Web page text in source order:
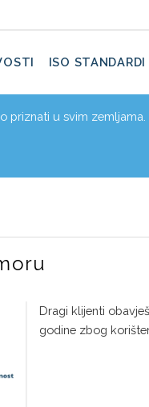
ISO STANDARDI
priznati u svim
Dragi klijenti
godine zbog